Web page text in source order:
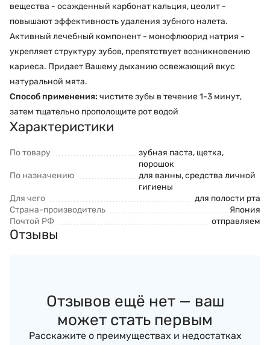
вещества - осажденный карбонат кальция, цеолит -
повышают эффективность удаления зубного налета.
Активный лечебный компонент - монофлюорид натрия -
укрепляет структуру зубов, препятствует возникновению
кариеса. Придает Вашему дыханию освежающий вкус
натуральной мята.
Способ применения: чистите зубы в течение 1-3 минут,
затем тщательно прополощите рот водой
Характеристики
По товару
зубная паста, щетка,
порошок
По назначению
для ванны, средства личной
гигиены
Для чего
для полости рта
Страна-производитель
Япония
Почтой РФ
отправляем
Отзывы
Отзывов ещё нет — ваш
может стать первым
Расскажите о преимуществах и недостатках